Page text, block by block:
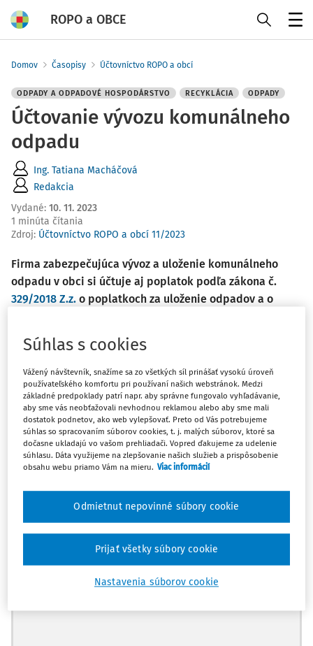
ROPO a OBCE
Domov Časopisy Účtovníctvo ROPO a obcí
ODPADY A ODPADOVÉ HOSPODÁRSTVO RECYKLÁCIA ODPADY
Účtovanie vývozu komunálneho
odpadu
Ing. Tatiana Macháčová
Redakcia
Vydané: 10. 11. 2023
1 minúta čítania
Zdroj: Účtovníctvo ROPO a obcí 11/2023
Firma zabezpečujúca vývoz a uloženie komunálneho
odpadu v obci si účtuje aj poplatok podľa zákona č.
329/2018 Z.z. o poplatkoch za uloženie odpadov a o
Environmentálnom fonde a o zmene a doplnení
niektorých zákonov v z. n. p. Poplatok nie je vyrubený
rozhodnutím obce a platí sa firme a nie obci.
Prostredníctvom ktorého nákladového účtu sa má
účtovať poplatok za uloženie odpadu, ktorý fakturuje
firma zabezpečujúca vývoz komunálneho odpadu?
Na základe uvedeného predpokladám, že poplatok z
Máte predplatné? Prihláste sa
Ups, zatiaľ ste si prečítali len
Súhlas s cookies
Vážený návštevník, snažíme sa zo všetkých síl prinášať vysokú úroveň
používateľského komfortu pri používaní našich webstránok. Medzi
základné predpoklady patrí napr. aby správne fungovalo vyhľadávanie,
aby sme vás neobťažovali nevhodnou reklamou alebo aby sme mali
dostatok podnetov, ako web vylepšovať. Preto od Vás potrebujeme
súhlas so spracovaním súborov cookies, t. j. malých súborov, ktoré sa
dočasne ukladajú vo vašom prehliadači. Vopred ďakujeme za udelenie
súhlasu. Dáta využijeme na zlepšovanie našich služieb a prispôsobenie
obsahu webu priamo Vám na mieru. Viac informácií
Nastavenia súborov cookie
Odmietnut nepovinné súbory cookie
Prijať všetky súbory cookie